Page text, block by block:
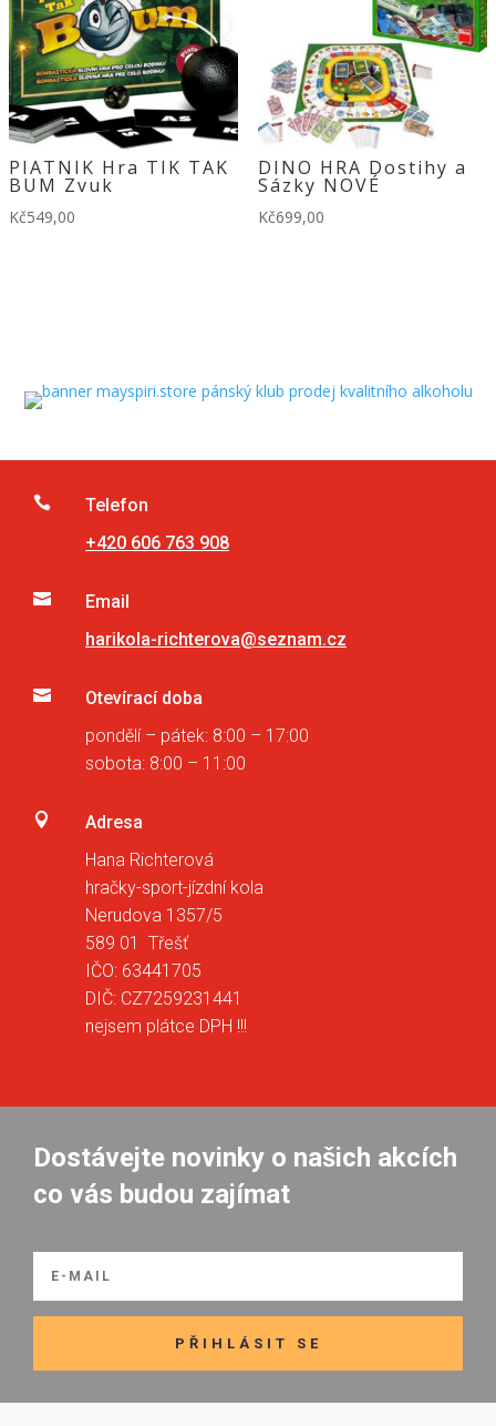
PIATNIK Hra TIK TAK
BUM Zvuk
Kč549,00
DINO HRA Dostihy a
Sázky NOVÉ
Kč699,00

Telefon
+420 606 763 908

Email
harikola-richterova@seznam.cz

Otevírací doba
pondělí – pátek: 8:00 – 17:00
sobota: 8:00 – 11:00

Adresa
Hana Richterová
hračky-sport-jízdní kola
Nerudova 1357/5
589 01 Třešť
IČO: 63441705
DIČ: CZ7259231441
nejsem plátce DPH !!!
Dostávejte novinky o našich akcích
co vás budou zajímat
PŘIHLÁSIT SE